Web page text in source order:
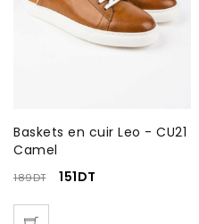
Baskets en cuir Leo - CU21
Camel
189DT 151DT